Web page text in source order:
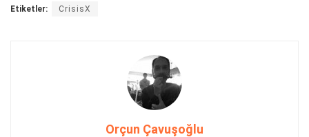
Etiketler: CrisisX
Orçun Çavuşoğlu